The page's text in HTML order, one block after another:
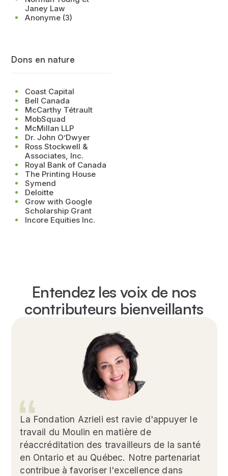
Janey Law
Anonyme (3)
Dons en nature
Coast Capital
Bell Canada
McCarthy Tétrault
MobSquad
McMillan LLP
Dr. John O’Dwyer
Ross Stockwell &
Associates, Inc.
Royal Bank of Canada
The Printing House
Symend
Deloitte
Grow with Google
Scholarship Grant
Incore Equities Inc.
Entendez les voix de nos
contributeurs bienveillants
La Fondation Azrieli est ravie d'appuyer le
travail du Moulin en matière de
réaccréditation des travailleurs de la santé
en Ontario et au Québec. Notre partenariat
contribue à favoriser l'excellence dans